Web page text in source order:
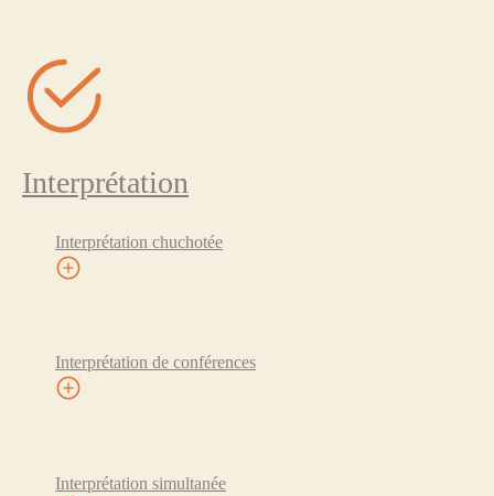
Interprétation
Interprétation chuchotée
Interprétation de conférences
Interprétation simultanée